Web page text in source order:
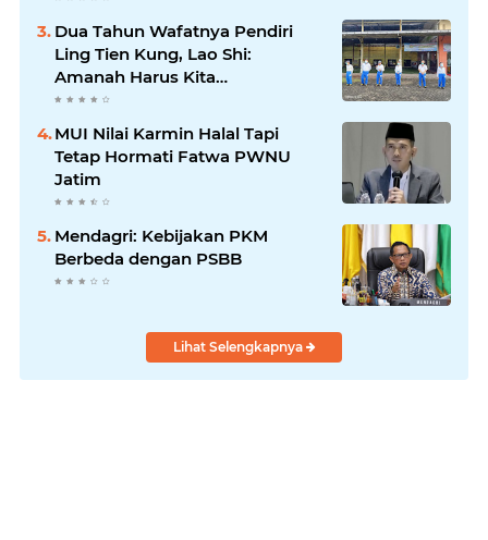
Dua Tahun Wafatnya Pendiri
Ling Tien Kung, Lao Shi:
Amanah Harus Kita
Laksanakan!
MUI Nilai Karmin Halal Tapi
Tetap Hormati Fatwa PWNU
Jatim
Mendagri: Kebijakan PKM
Berbeda dengan PSBB
Lihat Selengkapnya